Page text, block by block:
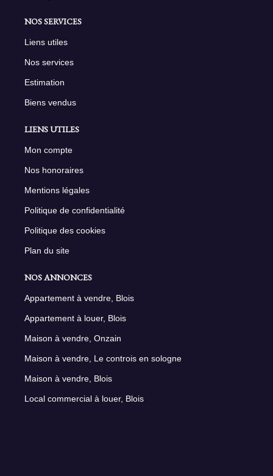
NOS SERVICES
Liens utiles
Nos services
Estimation
Biens vendus
LIENS UTILES
Mon compte
Nos honoraires
Mentions légales
Politique de confidentialité
Politique des cookies
Plan du site
NOS ANNONCES
Appartement à vendre, Blois
Appartement à louer, Blois
Maison à vendre, Onzain
Maison à vendre, Le controis en sologne
Maison à vendre, Blois
Local commercial à louer, Blois